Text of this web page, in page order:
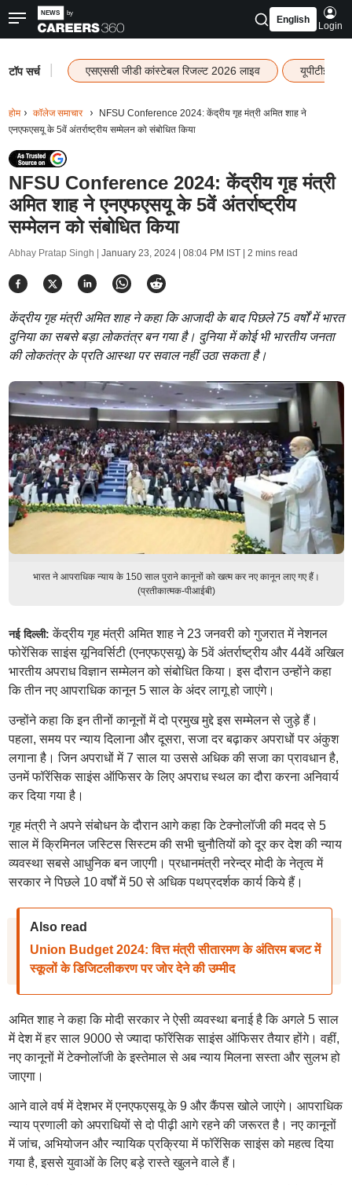
English
Login
टॉप सर्च एसएससी जीडी कांस्टेबल रिजल्ट 2026 लाइव यूपीटीईटी
होम कॉलेज समाचार
NFSU Conference 2024: केंद्रीय गृह मंत्री अमित शाह ने
एनएफएसयू के 5वें अंतर्राष्ट्रीय सम्मेलन को संबोधित किया
NFSU Conference 2024: केंद्रीय गृह मंत्री
अमित शाह ने एनएफएसयू के 5वें अंतर्राष्ट्रीय
सम्मेलन को संबोधित किया
Abhay Pratap Singh | January 23, 2024 | 08:04 PM IST| 2 mins read
केंद्रीय गृह मंत्री अमित शाह ने कहा कि आजादी के बाद पिछले 75 वर्षों में भारत
दुनिया का सबसे बड़ा लोकतंत्र बन गया है। दुनिया में कोई भी भारतीय जनता
की लोकतंत्र के प्रति आस्था पर सवाल नहीं उठा सकता है।
भारत ने आपराधिक न्याय के 150 साल पुराने कानूनों को खत्म कर नए कानून लाए गए हैं।
(प्रतीकात्मक-पीआईबी)
नई दिल्ली:केंद्रीय गृह मंत्री अमित शाह ने 23 जनवरी को गुजरात में नेशनल
फोरेंसिक साइंस यूनिवर्सिटी (एनएफएसयू) के 5वें अंतर्राष्ट्रीय और 44वें अखिल
भारतीय अपराध विज्ञान सम्मेलन को संबोधित किया। इस दौरान उन्होंने कहा
कि तीन नए आपराधिक कानून 5 साल के अंदर लागू हो जाएंगे।
उन्होंने कहा कि इन तीनों कानूनों में दो प्रमुख मुद्दे इस सम्मेलन से जुड़े हैं।
पहला, समय पर न्याय दिलाना और दूसरा, सजा दर बढ़ाकर अपराधों पर अंकुश
लगाना है। जिन अपराधों में 7 साल या उससे अधिक की सजा का प्रावधान है,
उनमें फॉरेंसिक साइंस ऑफिसर के लिए अपराध स्थल का दौरा करना अनिवार्य
कर दिया गया है।
गृह मंत्री ने अपने संबोधन के दौरान आगे कहा कि टेक्नोलॉजी की मदद से 5
साल में क्रिमिनल जस्टिस सिस्टम की सभी चुनौतियों को दूर कर देश की न्याय
व्यवस्था सबसे आधुनिक बन जाएगी। प्रधानमंत्री नरेन्द्र मोदी के नेतृत्व में
सरकार ने पिछले 10 वर्षों में 50 से अधिक पथप्रदर्शक कार्य किये हैं।
Also read
Union Budget 2024: वित्त मंत्री सीतारमण के अंतिरम बजट में
स्कूलों के डिजिटलीकरण पर जोर देने की उम्मीद
अमित शाह ने कहा कि मोदी सरकार ने ऐसी व्यवस्था बनाई है कि अगले 5 साल
में देश में हर साल 9000 से ज्यादा फॉरेंसिक साइंस ऑफिसर तैयार होंगे। वहीं,
नए कानूनों में टेक्नोलॉजी के इस्तेमाल से अब न्याय मिलना सस्ता और सुलभ हो
जाएगा।
आने वाले वर्ष में देशभर में एनएफएसयू के 9 और कैंपस खोले जाएंगे। आपराधिक
न्याय प्रणाली को अपराधियों से दो पीढ़ी आगे रहने की जरूरत है। नए कानूनों
में जांच, अभियोजन और न्यायिक प्रक्रिया में फॉरेंसिक साइंस को महत्व दिया
गया है, इससे युवाओं के लिए बड़े रास्ते खुलने वाले हैं।